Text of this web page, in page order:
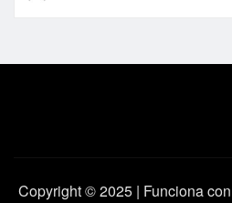
Copyright © 2025 | Funciona con